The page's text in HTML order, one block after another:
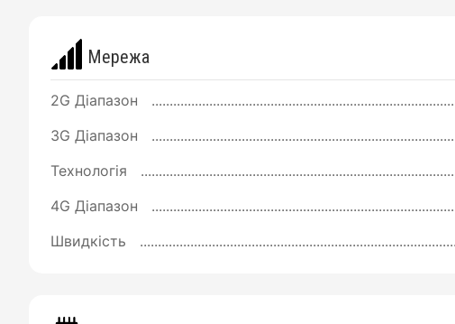
Мережа
2G Діапазон
3G Діапазон
Технологія
4G Діапазон
Швидкість